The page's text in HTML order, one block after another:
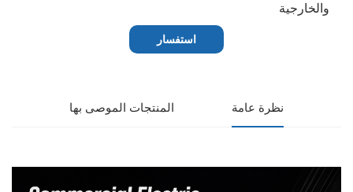
والخارجية
استفسار
نظرة عامة المنتجات الموصى بها